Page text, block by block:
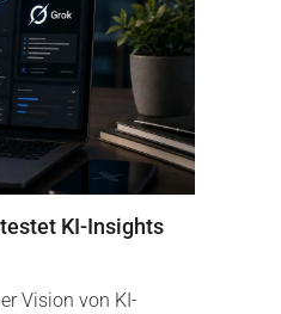
KI-Insights
Vision von KI-